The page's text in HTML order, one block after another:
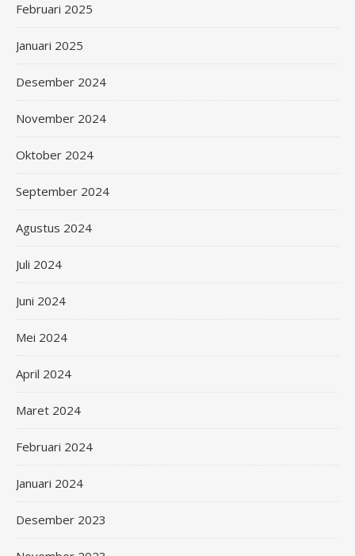
Februari 2025
Januari 2025
Desember 2024
November 2024
Oktober 2024
September 2024
Agustus 2024
Juli 2024
Juni 2024
Mei 2024
April 2024
Maret 2024
Februari 2024
Januari 2024
Desember 2023